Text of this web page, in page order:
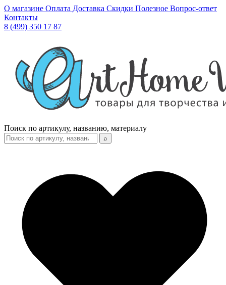
О магазине Оплата Доставка Скидки Полезное Вопрос-ответ
Контакты
8 (499) 350 17 87
Поиск по артикулу, названию, материалу
⌕